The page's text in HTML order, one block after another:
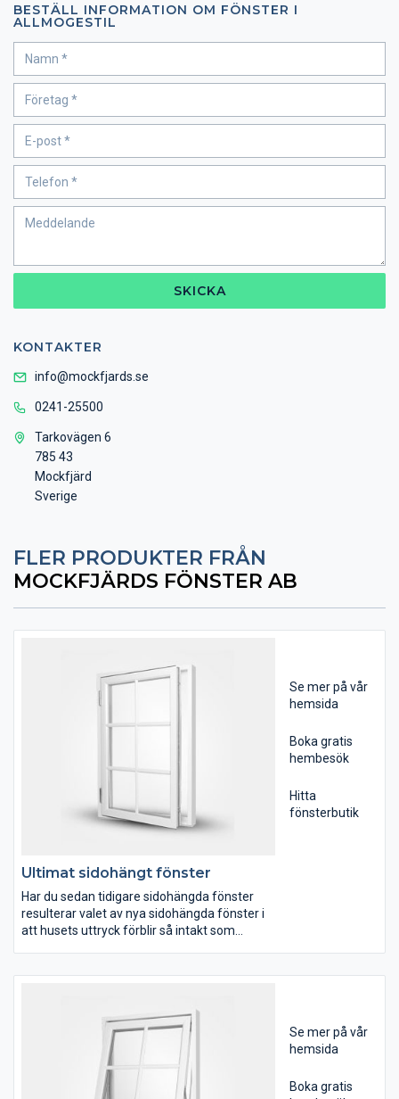
BESTÄLL INFORMATION OM FÖNSTER I
ALLMOGESTIL
SKICKA
KONTAKTER
info@mockfjards.se
0241-25500
Tarkovägen 6
785 43
Mockfjärd
Sverige
FLER PRODUKTER FRÅN
MOCKFJÄRDS FÖNSTER AB
Ultimat sidohängt fönster
Har du sedan tidigare sidohängda fönster
resulterar valet av nya sidohängda fönster i
att husets uttryck förblir så intakt som
egentligen vill ha. Vackra och lättskötta
fönster med många års hållbarhet. Designen
har skapats av den välkända arkitekten och
designern Pelle Wester som utgått från en
samlad bild av olika husstilar och tidsepoker.
Se mer på vår
hemsida
Boka gratis
hembesök
Hitta
fönsterbutik
Se mer på vår
hemsida
Boka gratis